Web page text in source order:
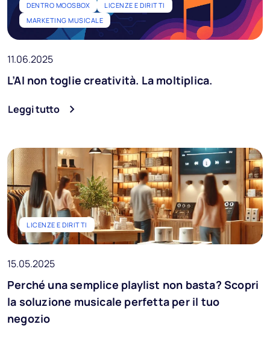
DENTRO MOOSBOX
LICENZE E DIRITTI
MARKETING MUSICALE
11.06.2025
L’AI non toglie creatività. La moltiplica.
Leggi tutto
LICENZE E DIRITTI
15.05.2025
Perché una semplice playlist non basta? Scopri
la soluzione musicale perfetta per il tuo
negozio